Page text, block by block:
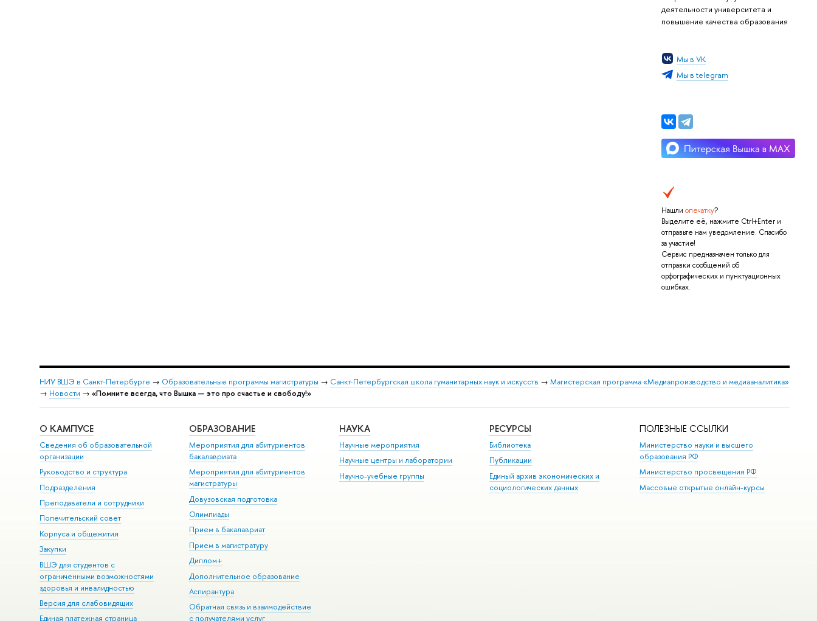
деятельности университета и
повышение качества образования
Мы в VK
Мы в telegram
Нашли опечатку?
Выделите её, нажмите Ctrl+Enter и
отправьте нам уведомление. Спасибо
за участие!
Сервис предназначен только для
отправки сообщений об
орфографических и пунктуационных
ошибках.
НИУ ВШЭ в Санкт-Петербурге → Образовательные программы магистратуры → Санкт-Петербургская школа гуманитарных наук и искусств → Магистерская программа «Медиапроизводство и медиааналитика»
→ Новости → «Помните всегда, что Вышка — это про счастье и свободу!»
О КАМПУСЕ
Сведения об образовательной
организации
Руководство и структура
Подразделения
Преподаватели и сотрудники
Попечительский совет
Корпуса и общежития
Закупки
ВШЭ для студентов с
ограниченными возможностями
здоровья и инвалидностью
Версия для слабовидящих
Единая платежная страница
ОБРАЗОВАНИЕ
Мероприятия для абитуриентов
бакалавриата
Мероприятия для абитуриентов
магистратуры
Довузовская подготовка
Олимпиады
Прием в бакалавриат
Прием в магистратуру
Диплом+
Дополнительное образование
Аспирантура
Обратная связь и взаимодействие
с получателями услуг
НАУКА
Научные мероприятия
Научные центры и лаборатории
Научно-учебные группы
РЕСУРСЫ
Библиотека
Публикации
Единый архив экономических и
социологических данных
ПОЛЕЗНЫЕ ССЫЛКИ
Министерство науки и высшего
образования РФ
Министерство просвещения РФ
Массовые открытые онлайн-курсы